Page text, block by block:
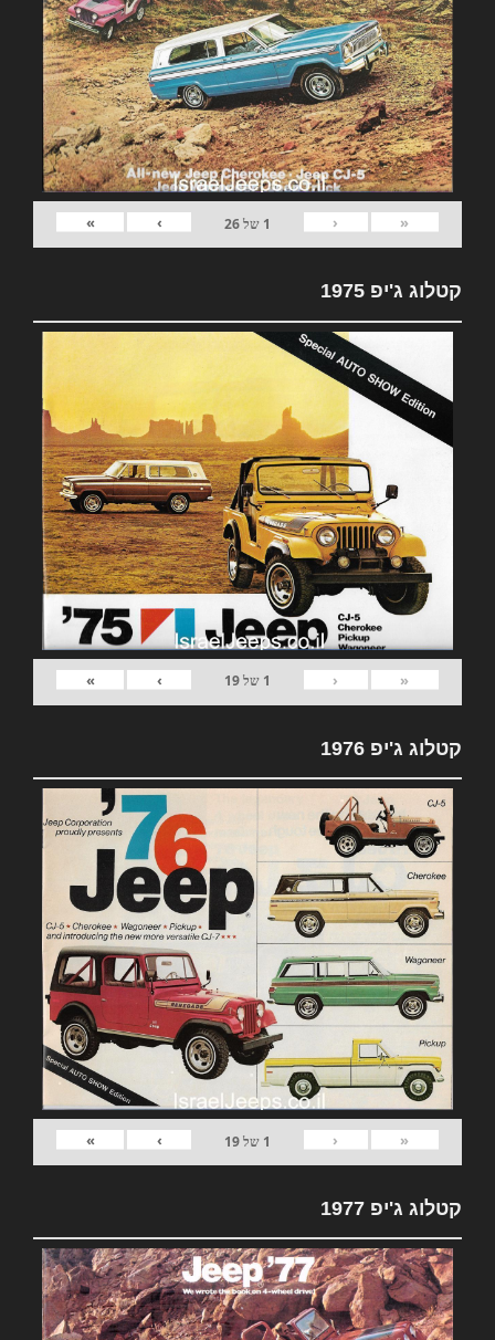
«
‹
1 של26
›
»
קטלוג ג'יפ 1975
«
‹
1 של19
›
»
קטלוג ג'יפ 1976
«
‹
1 של19
›
»
קטלוג ג'יפ 1977